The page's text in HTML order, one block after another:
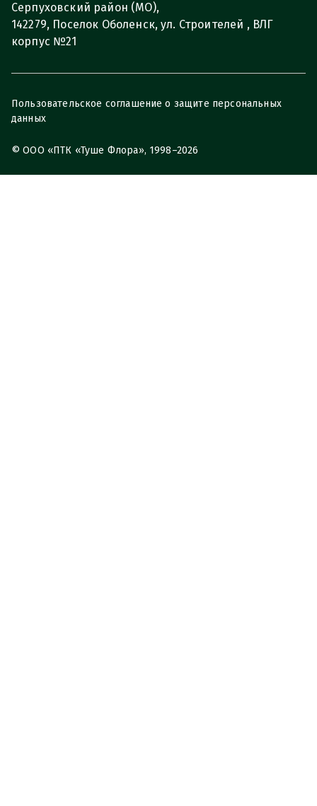
Серпуховский район (МО),
142279, Поселок Оболенск, ул. Строителей , ВЛГ
корпус №21
© ООО «ПТК «Туше Флора», 1998–2026
Пользовательское соглашение о защите персональных
данных